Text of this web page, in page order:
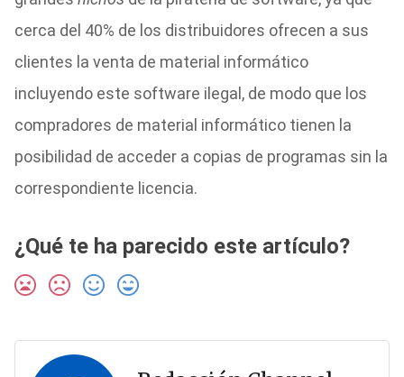
cerca del 40% de los distribuidores ofrecen a sus
clientes la venta de material informático
incluyendo este software ilegal, de modo que los
compradores de material informático tienen la
posibilidad de acceder a copias de programas sin la
correspondiente licencia.
¿Qué te ha parecido este artículo?